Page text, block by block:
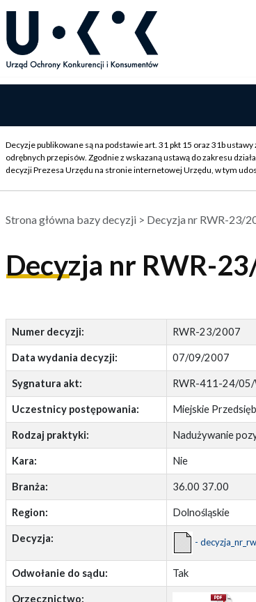
Decyzje publikowane są na podstawie art. 31 pkt 15 oraz 31b
odrębnych przepisów. Zgodnie z wskazaną ustawą do zakresu
decyzji Prezesa Urzędu na stronie internetowej Urzędu, w tym
Strona główna bazy decyzji> Decyzja nr RWR-23/
Decyzja nr RWR-
Numer decyzji: RWR-23/2007
Data wydania decyzji: 07/09/2007
Sygnatura akt: RWR-411-24/05/
Uczestnicy postępowania: Miejskie
Rodzaj praktyki: Nadużywanie
Kara: Nie
Branża: 36.00 37.00
Region: Dolnośląskie
Decyzja: -
Odwołanie do sądu: Tak
Orzecznictwo: